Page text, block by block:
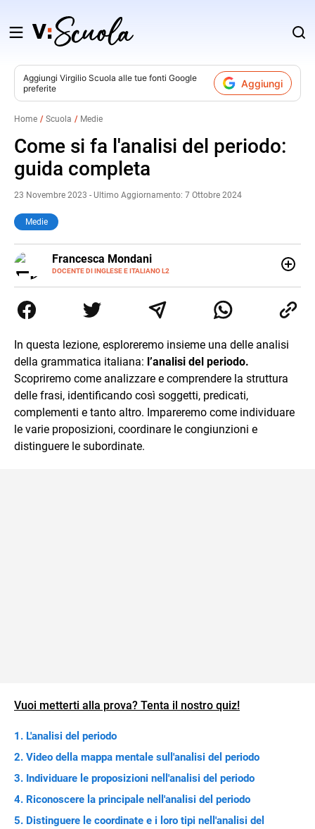
Salta
contenuto
Aggiungi Virgilio Scuola alle tue fonti Google
preferite
Aggiungi
Home Scuola Medie
Come si fa l'analisi del periodo:
guida completa
23 Novembre 2023 - Ultimo Aggiornamento: 7 Ottobre 2024
Medie
Francesca Mondani
DOCENTE DI INGLESE E ITALIANO L2
LINKEDIN
INSTAGRAM
secondaria di secondo grado. Mi occupo inoltre di
traduzioni, SEO Onsite e contenuti per il web. Amo i saggi
della sintesi.
In questa lezione, esploreremo insieme una delle analisi
della grammatica italiana: l’analisi del periodo.
Scopriremo come analizzare e comprendere la struttura
delle frasi, identificando così soggetti, predicati,
complementi e tanto altro. Impareremo come individuare
le varie proposizioni, coordinare le congiunzioni e
distinguere le subordinate.
Vuoi metterti alla prova? Tenta il nostro quiz!
L'analisi del periodo
Video della mappa mentale sull'analisi del periodo
Individuare le proposizioni nell'analisi del periodo
Riconoscere la principale nell'analisi del periodo
Distinguere le coordinate e i loro tipi nell'analisi del